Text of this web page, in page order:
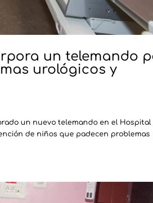
un telemando
urológicos y
un nuevo telemando en el Hospital
de niños que padecen problemas